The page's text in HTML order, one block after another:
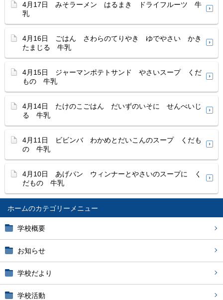
ホーム
学校概要
お知らせ
学校だより
学校活動
4月17日 みそラーメン はるまき ドライフルーツ 牛
乳
4月16日 ごはん さわらのてりやき ゆでやさい かき
たまじる 牛乳
4月15日 ジャーマンポテトサンド やさいスープ くだ
もの 牛乳
4月14日 たけのこごはん だいずのいそに せんべいじ
る 牛乳
4月11日 ビビンバ わかめとだいこんのスープ くだも
の 牛乳
4月10日 あげパン ウィンナーとやさいのスープに く
だもの 牛乳